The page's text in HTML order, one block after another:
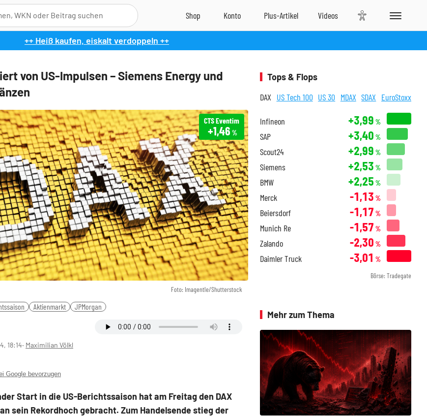
++ Heiß kaufen, eiskalt verdoppeln ++
von US-Impulsen – Siemens Energy und
Foto: Imagentle/Shutterstock
CTS Eventim
+1,46 %
Aktienmarkt JPMorgan
18:14‧ Maximilian Völkl
Google bevorzugen
Start in die US-Berichtssaison hat am Freitag den DAX
sein Rekordhoch gebracht. Zum Handelsende stieg der
Tops & Flops
DAX US Tech 100 US 30 MDAX SDAX EuroStoxx
Infineon +3,99 %
SAP +3,40 %
Scout24 +2,99 %
Siemens +2,53 %
BMW +2,25 %
Merck -1,13 %
Beiersdorf -1,17 %
Munich Re -1,57 %
Zalando -2,30 %
Daimler Truck -3,01 %
Börse: Tradegate
Mehr zum Thema